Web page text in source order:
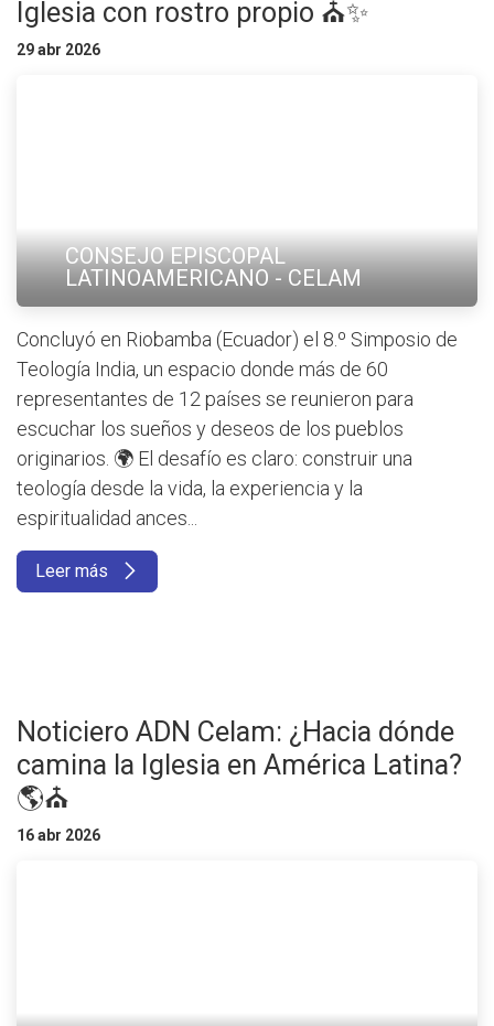
Iglesia con rostro propio ⛪✨
29 abr 2026
CONSEJO EPISCOPAL
LATINOAMERICANO - CELAM
Concluyó en Riobamba (Ecuador) el 8.º Simposio de
Teología India, un espacio donde más de 60
representantes de 12 países se reunieron para
escuchar los sueños y deseos de los pueblos
originarios. 🌍 El desafío es claro: construir una
teología desde la vida, la experiencia y la
espiritualidad ances...
Leer más
Noticiero ADN Celam: ¿Hacia dónde
camina la Iglesia en América Latina?
🌎⛪
16 abr 2026